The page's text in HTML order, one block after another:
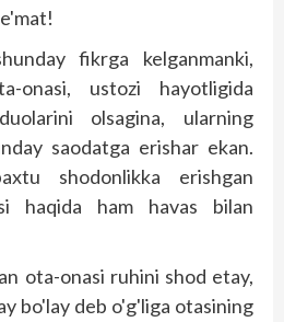
fikrga kelganmanki,
onasi, ustozi hayotligida
olsagina, ularning
saodatga erishar ekan.
shodonlikka erishgan
haqida ham havas bilan
ota-onasi ruhini shod etay,
bo'lay deb o'g'liga otasining